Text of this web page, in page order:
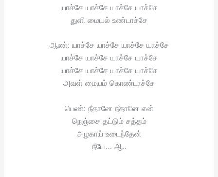
யாச்சே யாச்சே யாச்சே யாச்சே
துளி மையல் உண்டாச்சே
ஆண்: யாச்சே யாச்சே யாச்சே யாச்சே
யாச்சே யாச்சே யாச்சே யாச்சே
யாச்சே யாச்சே யாச்சே யாச்சே
அவள் மையம் கொண்டாச்சே
பெண்: நீதானே நீதானே என்
நெஞ்சை தட்டும் சத்தம்
அழகாய் உடைந்தேன்
நீயே… ஆ..